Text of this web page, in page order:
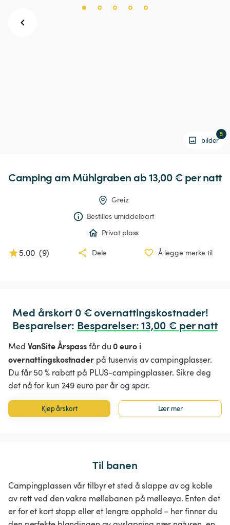
bilder
5
Campingam Mühlgraben ab 13,00 € per natt
Greiz
Bestilles umiddelbart
Privat plass
5.00 (9) Dele Å legge merke til
Med årskort 0 € overnattingskostnader!
Besparelser: Besparelser: 13,00 € per natt
Med VanSite Årspassfår du0 euro i
overnattingskostnaderpå tusenvis av campingplasser.
Du får 50 % rabatt på PLUS-campingplasser. Sikre deg
det nå for kun 249 euro per år og spar.
Kjøp årskort Lær mer
Til banen
Campingplassen vår tilbyr et sted å slappe av og koble
av rett ved den vakre møllebanen på mølleøya. Enten det
er for et kort stopp eller et lengre opphold – her finner du